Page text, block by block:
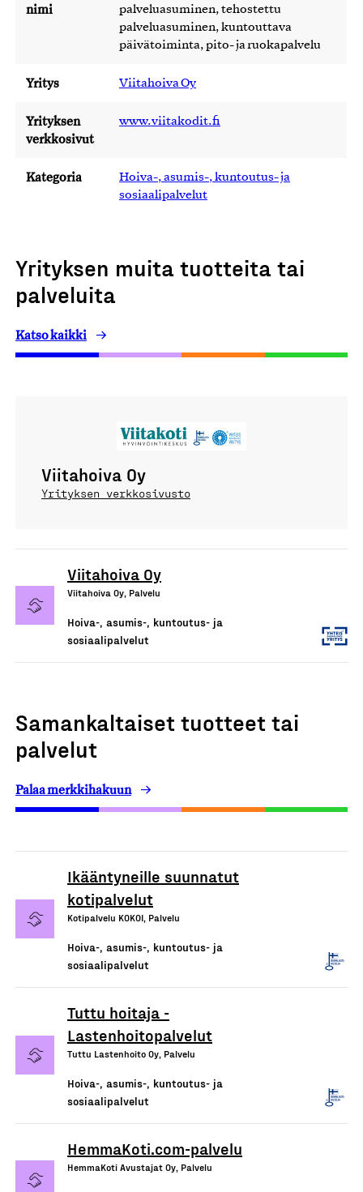
nimi
palveluasuminen, tehostettu
palveluasuminen, kuntouttava
päivätoiminta, pito- ja ruokapalvelu
Yritys Viitahoiva Oy
Yrityksen
verkkosivut
www.viitakodit.fi
Kategoria
Hoiva-, asumis-, kuntoutus- ja
sosiaalipalvelut
Yrityksen muita tuotteita tai
palveluita
Katso kaikki
Viitahoiva Oy
Yrityksen verkkosivusto
Viitahoiva Oy
Viitahoiva Oy, Palvelu
Hoiva-, asumis-, kuntoutus- ja
sosiaalipalvelut
Samankaltaiset tuotteet tai
palvelut
Palaa merkkihakuun
Ikääntyneille suunnatut
kotipalvelut
Kotipalvelu KOKOI, Palvelu
Hoiva-, asumis-, kuntoutus- ja
sosiaalipalvelut
Tuttu hoitaja -
Lastenhoitopalvelut
Tuttu Lastenhoito Oy, Palvelu
Hoiva-, asumis-, kuntoutus- ja
sosiaalipalvelut
HemmaKoti.com-palvelu
HemmaKoti Avustajat Oy, Palvelu